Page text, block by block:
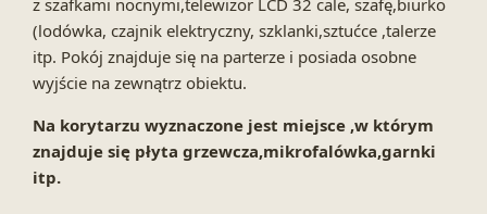
(lodówka, czajnik elektryczny, szklanki,sztućce ,talerze
itp. Pokój znajduje się na parterze i posiada osobne
wyjście na zewnątrz obiektu.
Na korytarzu wyznaczone jest miejsce ,w którym
znajduje się płyta grzewcza,mikrofalówka,garnki
itp.